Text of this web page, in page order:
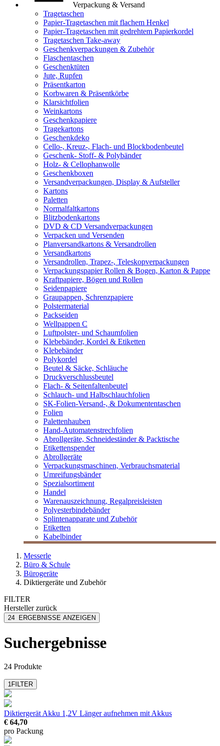
Verpackung & Versand
Tragetaschen
Papier-Tragetaschen mit flachem Henkel
Papier-Tragetaschen mit gedrehtem Papierkordel
Tragetaschen Take-away
Geschenkverpackungen & Zubehör
Flaschentaschen
Geschenktüten
Jute, Rupfen
Präsentkarton
Korbwaren & Präsentkörbe
Klarsichtfolien
Weinkartons
Geschenkpapiere
Tragekartons
Geschenkdeko
Cello-, Kreuz-, Flach- und Blockbodenbeutel
Geschenk- Stoff- & Polybänder
Holz- & Cellophanwolle
Geschenkboxen
Versandverpackungen, Display & Aufsteller
Kartons
Paletten
Normalfaltkartons
Blitzbodenkartons
DVD & CD Versandverpackungen
Verpacken und Versenden
Planversandkartons & Versandrollen
Versandkartons
Versandrollen, Trapez-, Teleskopverpackungen
Verpackungspapier Rollen & Bogen, Karton & Pappe
Kraftpapiere, Bögen und Rollen
Seidenpapiere
Graupappen, Schrenzpapiere
Polstermaterial
Packseiden
Wellpappen C
Luftpolster- und Schaumfolien
Klebebänder, Kordel & Etiketten
Klebebänder
Polykordel
Beutel & Säcke, Schläuche
Druckverschlussbeutel
Flach- & Seitenfaltenbeutel
Schlauch- und Halbschlauchfolien
SK-Folien-Versand-, & Dokumententaschen
Folien
Palettenhauben
Hand-Automatenstrechfolien
Abrollgeräte, Schneideständer & Packtische
Etikettenspender
Abrollgeräte
Verpackungsmaschinen, Verbrauchsmaterial
Umreifungsbänder
Spezialsortiment
Handel
Warenauszeichnung, Regalpreisleisten
Polyesterbindebänder
Splintenapparate und Zubehör
Etiketten
Kabelbinder
Messerle
Büro & Schule
Bürogeräte
Diktiergeräte und Zubehör
FILTER
Herstellerzurück
Philips
24 ERGEBNISSE ANZEIGEN
Suchergebnisse
24 Produkte
1FILTER
Diktiergerät Akku 1,2V Länger aufnehmen mit Akkus
€ 64,70
pro Packung